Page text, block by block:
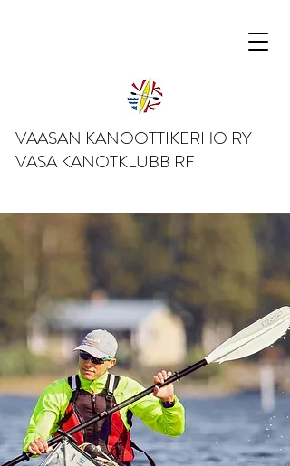
VAASAN KANOOTTIKERHO RY
VASA KANOTKLUBB RF